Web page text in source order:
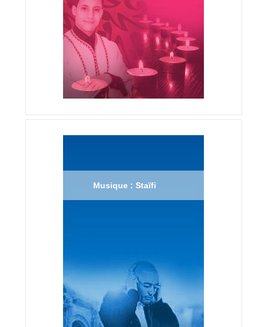
Musique : Staïfi